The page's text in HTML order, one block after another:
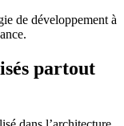
de développement à
partout